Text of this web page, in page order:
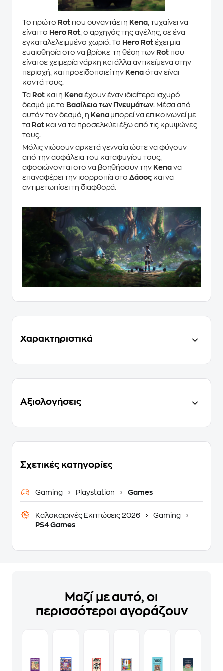
Το πρώτο Rot που συναντάει η Kena , τυχαίνει να
είναι το Hero Rot , ο αρχηγός της αγέλης, σε ένα
εγκαταλελειμμένο χωριό. Το Hero Rot έχει μια
ευαισθησία στο να βρίσκει τη θέση των Rot που
είναι σε χειμερία νάρκη και άλλα αντικείμενα στην
περιοχή, και προειδοποιεί την Kena όταν είναι
κοντά τους.
Τα Rot και η Kena έχουν έναν ιδιαίτερα ισχυρό
δεσμό με το Βασίλειο των Πνευμάτων. Μέσα από
αυτόν τον δεσμό, η Kena μπορεί να επικοινωνεί με
τα Rot και να τα προσελκύει έξω από τις κρυψώνες
τους.
Μόλις νιώσουν αρκετά γενναία ώστε να φύγουν
από την ασφάλεια του καταφυγίου τους,
αφοσιώνονται στο να βοηθήσουν την Kena να
επαναφέρει την ισορροπία στο Δάσος και να
αντιμετωπίσει τη διαφθορά.
Χαρακτηριστικά
Αξιολογήσεις
Σχετικές κατηγορίες
Gaming Playstation Games
Καλοκαιρινές Εκπτώσεις 2026
Gaming
PS4 Games
Μαζί με αυτό, οι
περισσότεροι αγοράζουν